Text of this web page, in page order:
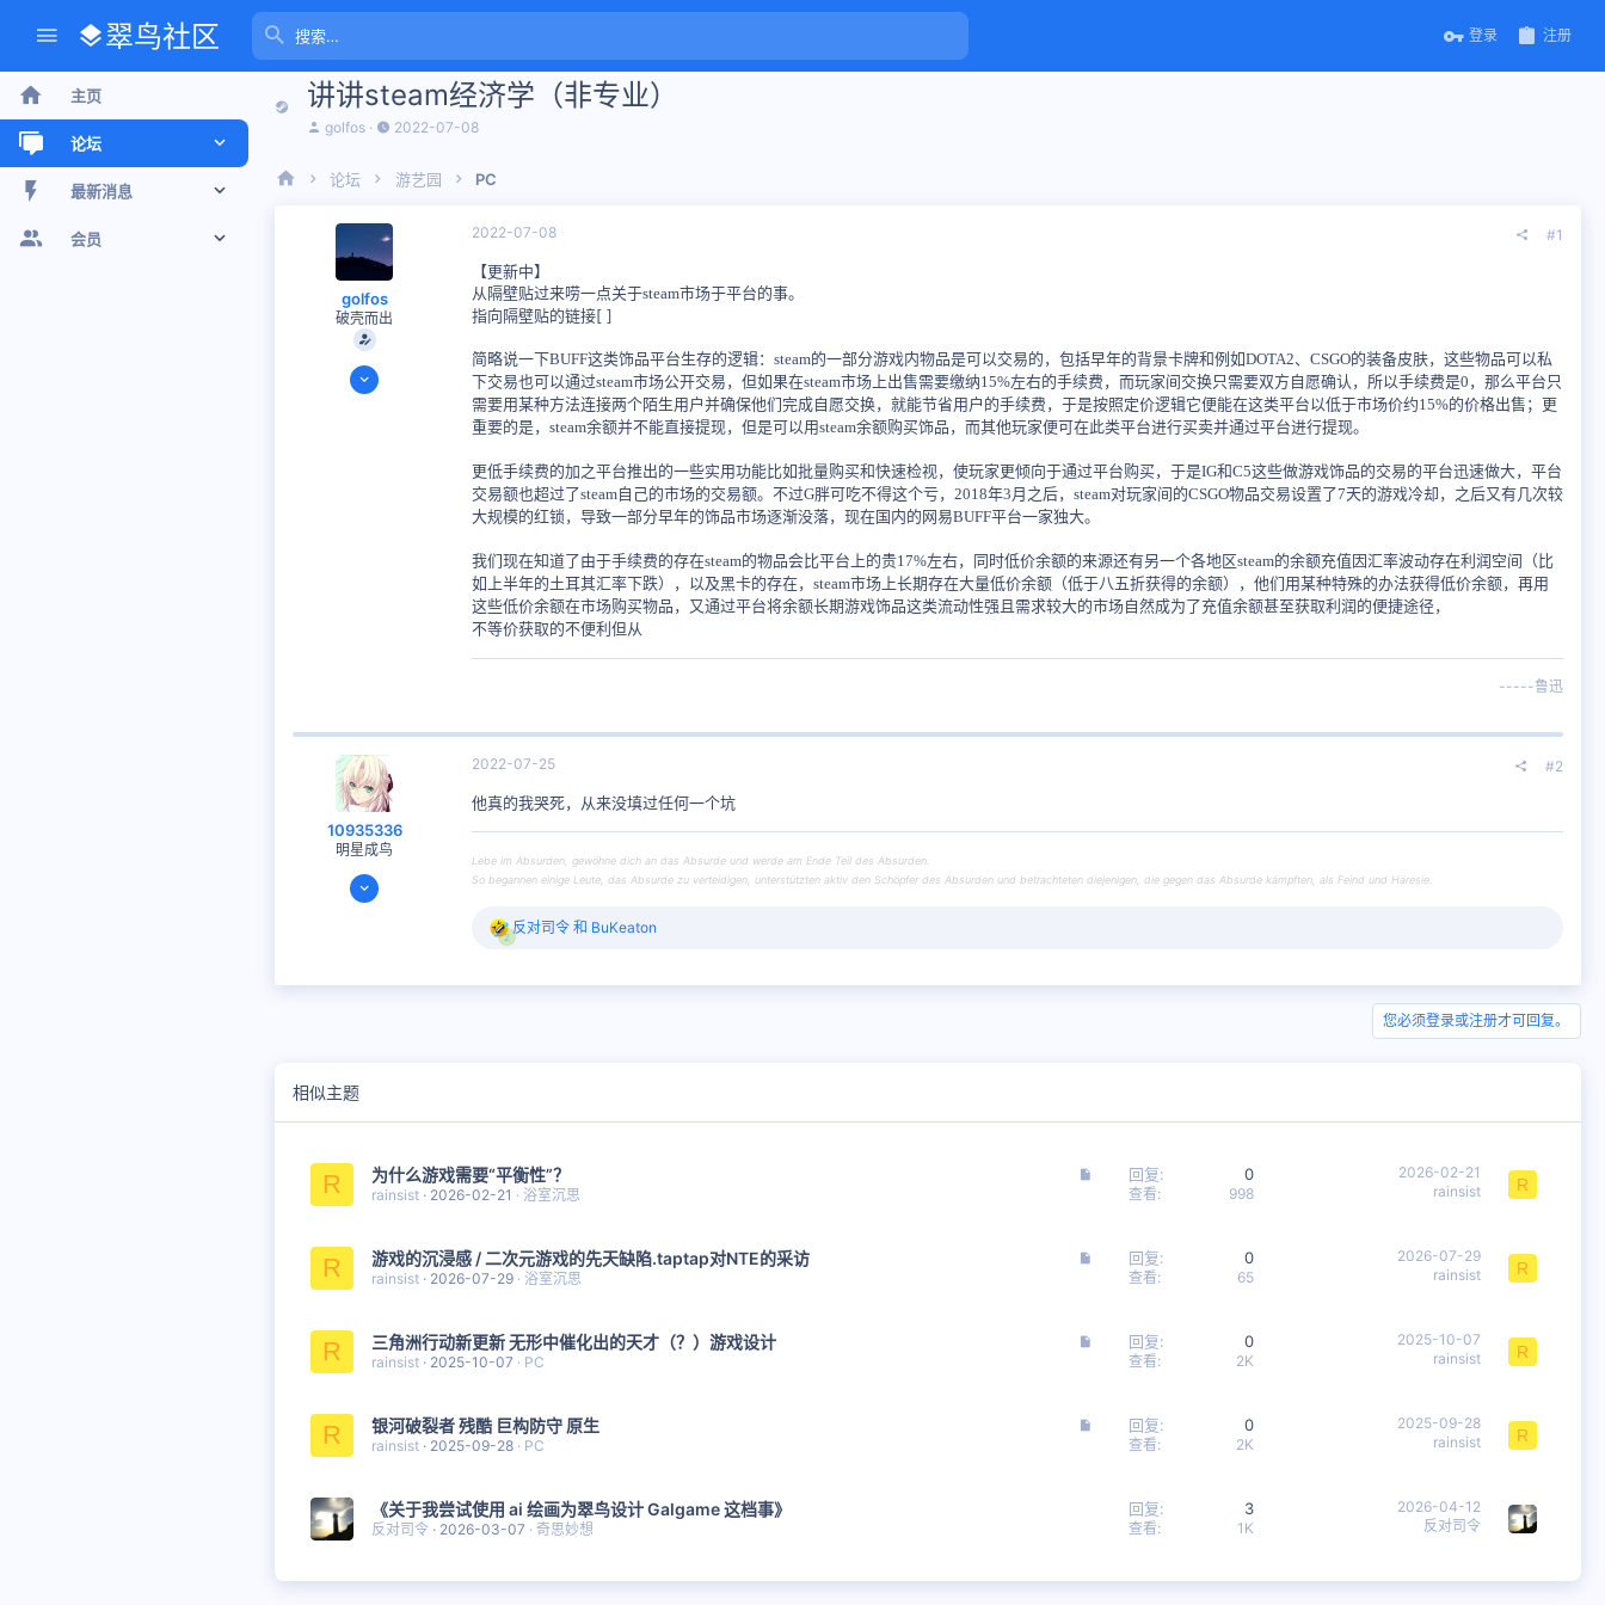
翠鸟社区 登录 注册
主页
论坛
新帖
最近话题
最新消息
新帖 会员
讲讲steam经济学（非专业）
主
起
golfos
开
间
2022-07-08
论坛 游艺园 PC
golfos
破壳而出
2021-01-21
2022-07-08 #1
【更新中】
从隔壁贴过来唠一点关于steam市场于平台的事。
指向隔壁贴的链接[ ]
简略说一下BUFF这类饰品平台生存的逻辑：steam的一部分游戏内物品是可以交易的，包括早年的背景卡牌和例如DOTA2、CSGO的装备皮肤，这些物品可以私
下交易也可以通过steam市场公开交易，但如果在steam市场上出售需要缴纳15%左右的手续费，而玩家间交换只需要双方自愿确认，所以手续费是0，那么平台只
需要用某种方法连接两个陌生用户并确保他们完成自愿交换，就能节省用户的手续费，于是按照定价逻辑它便能在这类平台以低于市场价约15%的价格出售；更
重要的是，steam余额并不能直接提现，但是可以用steam余额购买饰品，而其他玩家便可在此类平台进行买卖并通过平台进行提现。
更低手续费的加之平台推出的一些实用功能比如批量购买和快速检视，使玩家更倾向于通过平台购买，于是IG和C5这些做游戏饰品的交易的平台迅速做大，平台
交易额也超过了steam自己的市场的交易额。不过G胖可吃不得这个亏，2018年3月之后，steam对玩家间的CSGO物品交易设置了7天的游戏冷却，之后又有几次较
大规模的红锁，导致一部分早年的饰品市场逐渐没落，现在国内的网易BUFF平台一家独大。
我们现在知道了由于手续费的存在steam的物品会比平台上的贵17%左右，同时低价余额的来源还有另一个各地区steam的余额充值因汇率波动存在利润空间（比
如上半年的土耳其汇率下跌），以及黑卡的存在，steam市场上长期存在大量低价余额（低于八五折获得的余额），他们用某种特殊的办法获得低价余额，再用
这些低价余额在市场购买物品，又通过平台将余额长期游戏饰品这类流动性强且需求较大的市场自然成为了充值余额甚至获取利润的便捷途径，
不等价获取的不便利但从
-----鲁迅​
10935336
明星成鸟
2020-08-07
2022-07-25 #2
他真的我哭死，从来没填过任何一个坑
Lebe im Absurden, gewöhne dich an das Absurde und werde am Ende Teil des Absurden.
So begannen einige Leute, das Absurde zu verteidigen, unterstützten aktiv den Schöpfer des Absurden und betrachteten diejenigen, die gegen das Absurde kämpften, als Feind und Häresie.
2
反
馈
反对司令 和 BuKeaton
您必须登录或注册才可回复。
相似主题
R 为什么游戏需要“平衡性”？
rainsist 2026-02-21 浴室沉思
回复 0
查看 998
2026-02-21
rainsist
R
R 游戏的沉浸感 / 二次元游戏的先天缺陷.taptap对NTE的采访
rainsist 2026-07-29 浴室沉思
回复 0
查看 65
2026-07-29
rainsist
R
R 三角洲行动新更新 无形中催化出的天才（？）游戏设计
rainsist 2025-10-07 PC
回复 0
查看 2K
2025-10-07
rainsist
R
R 银河破裂者 残酷 巨构防守 原生
rainsist 2025-09-28 PC
回复 0
查看 2K
2025-09-28
rainsist
R
《关于我尝试使用 ai 绘画为翠鸟设计 Galgame 这档事》
反对司令 2026-03-07 奇思妙想
回复 3
查看 1K
2026-04-12
反对司令